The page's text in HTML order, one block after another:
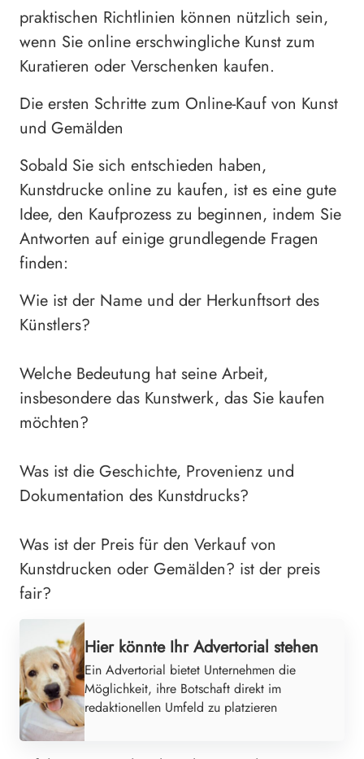
praktischen Richtlinien können nützlich sein,
wenn Sie online erschwingliche Kunst zum
Kuratieren oder Verschenken kaufen.
Die ersten Schritte zum Online-Kauf von Kunst
und Gemälden
Sobald Sie sich entschieden haben,
Kunstdrucke online zu kaufen, ist es eine gute
Idee, den Kaufprozess zu beginnen, indem Sie
Antworten auf einige grundlegende Fragen
finden:
Wie ist der Name und der Herkunftsort des
Künstlers?
Welche Bedeutung hat seine Arbeit,
insbesondere das Kunstwerk, das Sie kaufen
möchten?
Was ist die Geschichte, Provenienz und
Dokumentation des Kunstdrucks?
Was ist der Preis für den Verkauf von
Kunstdrucken oder Gemälden? ist der preis
fair?
Hier könnte Ihr Advertorial stehen
Ein Advertorial bietet Unternehmen die
Möglichkeit, ihre Botschaft direkt im
redaktionellen Umfeld zu platzieren